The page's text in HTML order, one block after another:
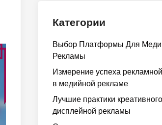
Категории
Выбор Платформы Для
Рекламы
Измерение успеха
в медийной рекламе
Лучшие практики
дисплейной рекламы